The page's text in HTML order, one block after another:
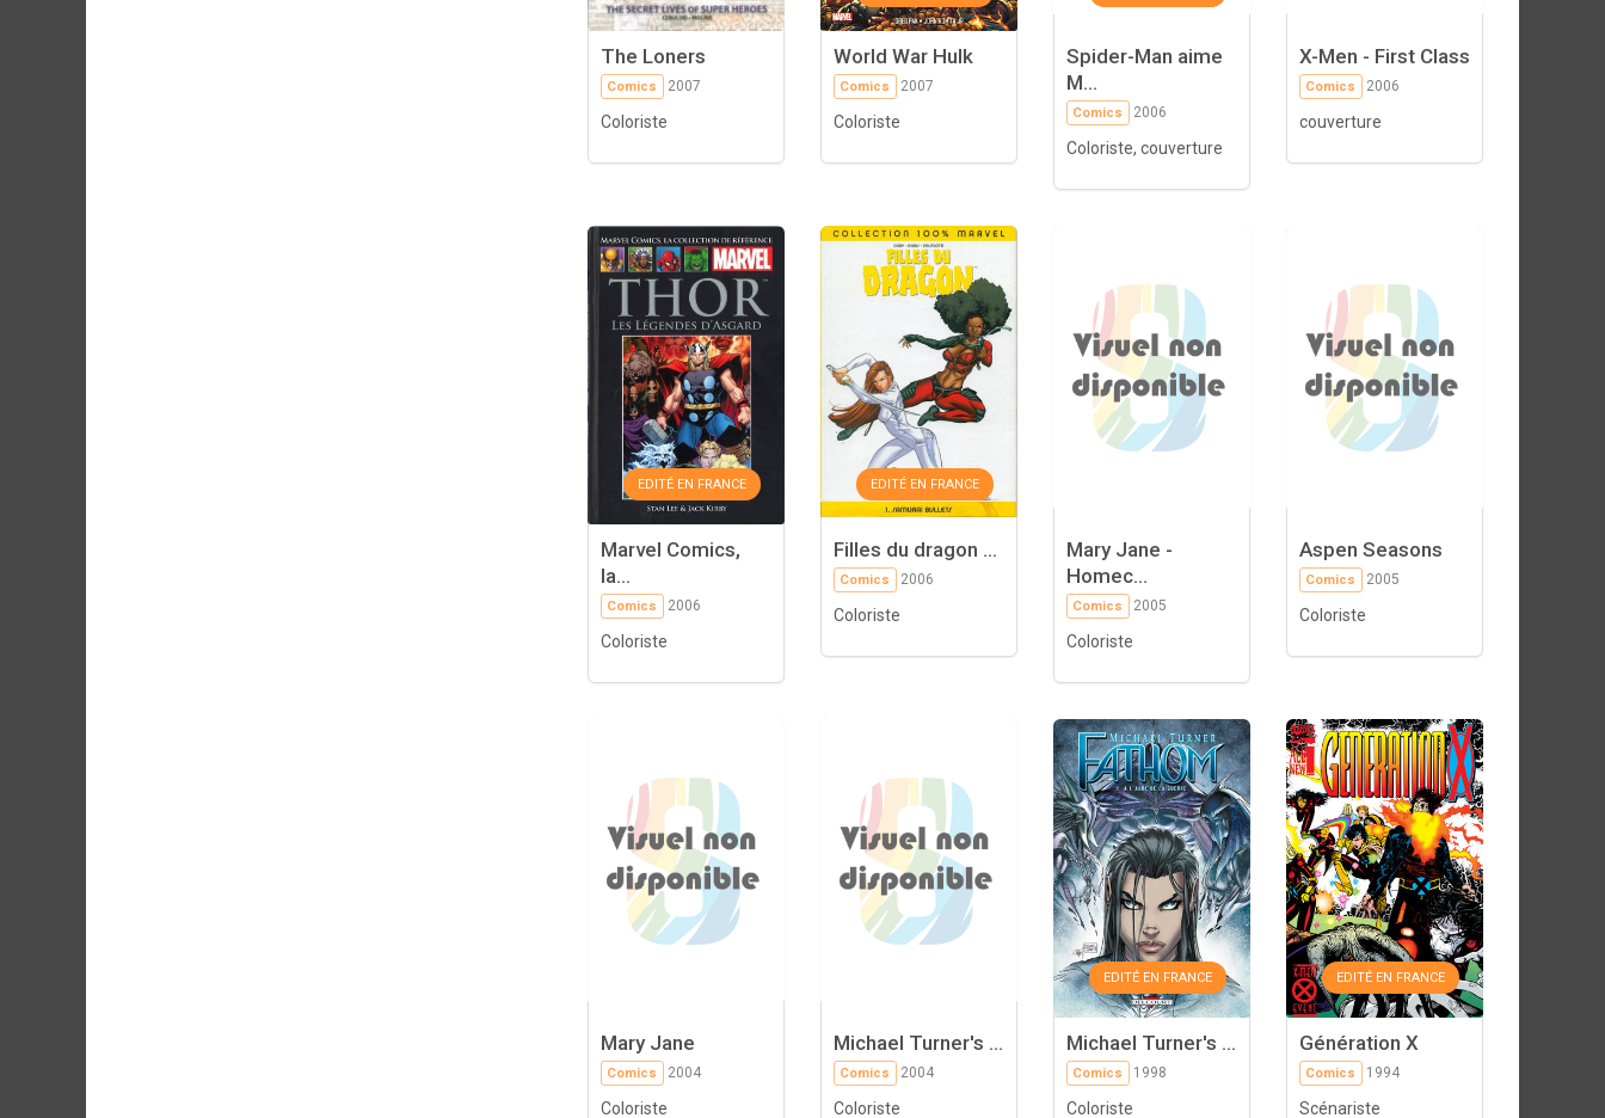
The Loners
Comics 2007
Coloriste
World War Hulk
Comics 2007
Coloriste
Spider-Man aime
M...
Comics 2006
Coloriste, couverture
X-Men - First Class
Comics 2006
couverture
EDITÉ EN FRANCE
Marvel Comics,
la...
Comics 2006
Coloriste
EDITÉ EN FRANCE
Filles du dragon ...
Comics 2006
Coloriste
Mary Jane -
Homec...
Comics 2005
Coloriste
Aspen Seasons
Comics 2005
Coloriste
Mary Jane
Comics 2004
Coloriste
Michael Turner's ...
Comics 2004
Coloriste
EDITÉ EN FRANCE
Michael Turner's ...
Comics 1998
Coloriste
EDITÉ EN FRANCE
Génération X
Comics 1994
Scénariste